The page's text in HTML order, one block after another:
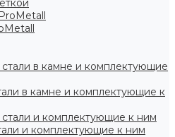
в камне и комплектующие к
и комплектующие к ним